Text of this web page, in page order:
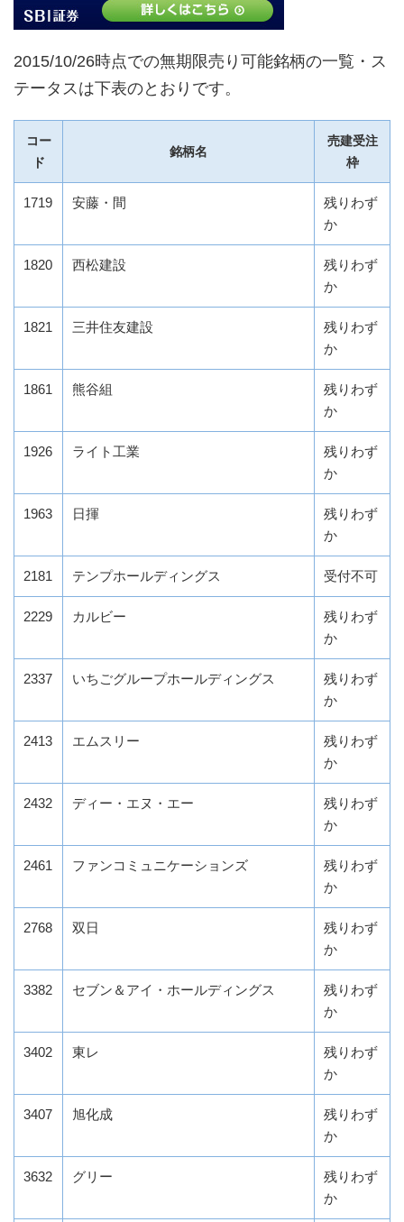
2015/10/26時点での無期限売り可能銘柄の一覧・ス
テータスは下表のとおりです。
コー
ド
銘柄名
売建受注
枠
1719 安藤・間
残りわず
か
1820 西松建設
残りわず
か
1821 三井住友建設
残りわず
か
1861 熊谷組
残りわず
か
1926 ライト工業
残りわず
か
1963 日揮
残りわず
か
2181 テンプホールディングス 受付不可
2229 カルビー
残りわず
か
2337 いちごグループホールディングス
残りわず
か
2413 エムスリー
残りわず
か
2432 ディー・エヌ・エー
残りわず
か
2461 ファンコミュニケーションズ
残りわず
か
2768 双日
残りわず
か
3382 セブン＆アイ・ホールディングス
残りわず
か
3402 東レ
残りわず
か
3407 旭化成
残りわず
か
3632 グリー
残りわず
か